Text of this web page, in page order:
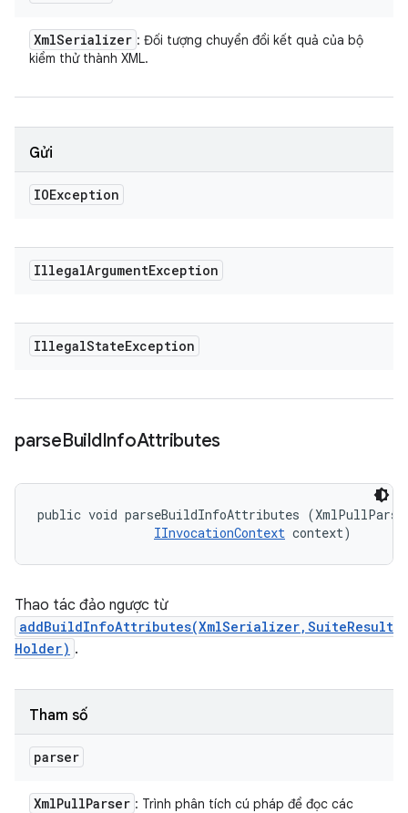
XmlSerializer : Đối tượng chuyển đổi kết quả của bộ
kiểm thử thành XML.
Gửi
IOException
IllegalArgumentException
IllegalStateException
parseBuildInfoAttributes
public void parseBuildInfoAttributes
IInvocationContext context)
Thao tác đảo ngược từ
addBuildInfoAttributes(XmlSerializer,SuiteResult
Holder) .
Tham số
parser
XmlPullParser : Trình phân tích cú pháp để đọc các